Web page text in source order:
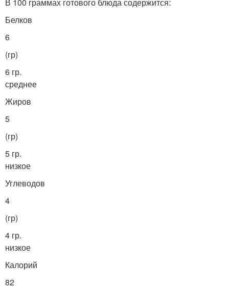
В 100 граммах готового блюда содержится:
Белков
6
(гр)
6 гр.
среднее
Жиров
5
(гр)
5 гр.
низкое
Углеводов
4
(гр)
4 гр.
низкое
Калорий
82